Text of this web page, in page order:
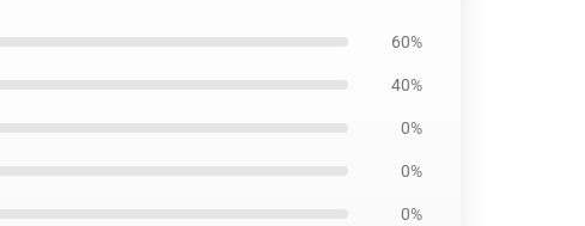
60%
40%
0%
0%
0%